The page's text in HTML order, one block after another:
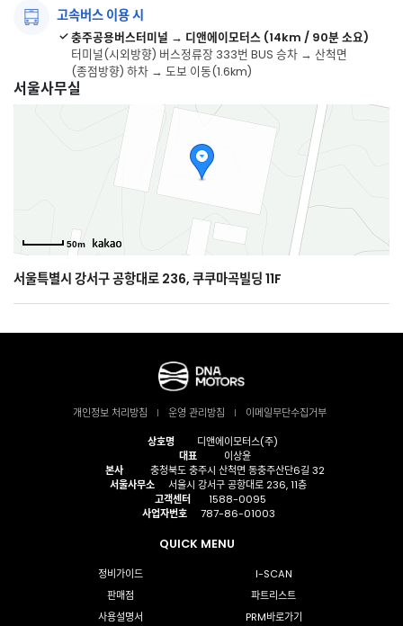
고속버스 이용 시
충주공용버스터미널 → 디앤에이모터스 (14km / 90분 소요)
터미널(시외방향) 버스정류장 333번 BUS 승차 → 산척면
(종점방향) 하차 → 도보 이동(1.6km)
서울사무실
50m
서울특별시 강서구 공항대로 236, 쿠쿠마곡빌딩 11F
개인정보 처리방침 운영 관리방침
이메일무단수집거부
상호명
디앤에이모터스(주)
대표
이상윤
본사
충청북도 충주시 산척면 동충주산단6길 32
서울사무소
서울시 강서구 공항대로 236, 11층
고객센터
1588-0095
사업자번호
787-86-01003
QUICK MENU
정비가이드
I-SCAN
판매점
파트리스트
사용설명서
PRM바로가기